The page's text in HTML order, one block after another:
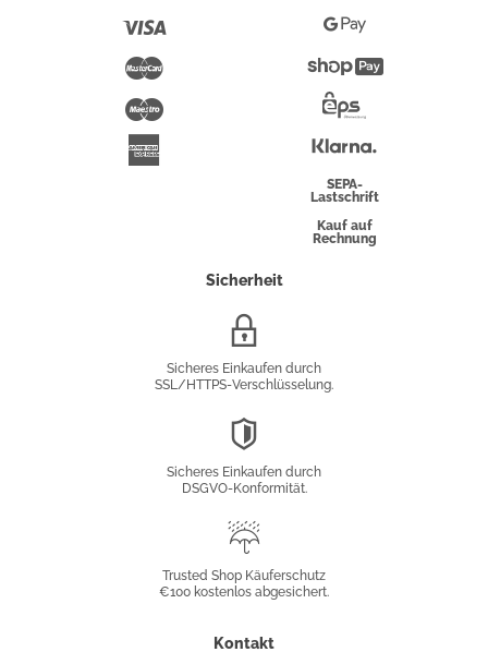
Maestro
Pay
Google
Pay
Überweisung
SEPA-
Lastschrift
Kauf auf
Rechnung
Sicherheit
Sicheres Einkaufen durch
SSL/HTTPS-Verschlüsselung.
Sicheres Einkaufen durch
DSGVO-Konformität.
Käuferschutz
Trusted Shop Käuferschutz
€100 kostenlos abgesichert.
Kontakt